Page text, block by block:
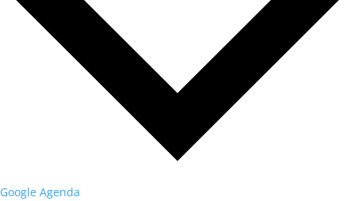
Google Agenda